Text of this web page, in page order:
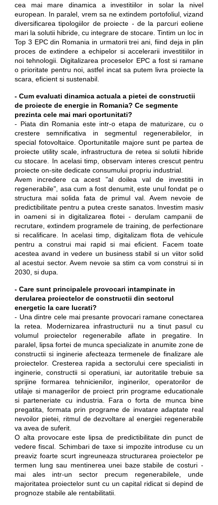
cea mai mare dinamica a investitiilor in solar la nivel
european. In paralel, vrem sa ne extindem portofoliul, vizand
diversificarea tipologiilor de proiecte - de la parcuri eoliene
mari la solutii hibride, cu integrare de stocare. Tintim un loc in
Top 3 EPC din Romania in urmatorii trei ani, fiind deja in plin
proces de extindere a echipelor si accelerarii investitiilor in
noi tehnologii. Digitalizarea proceselor EPC a fost si ramane
o prioritate pentru noi, astfel incat sa putem livra proiecte la
scara, eficient si sustenabil.
- Cum evaluati dinamica actuala a pietei de constructii
de proiecte de energie in Romania? Ce segmente
prezinta cele mai mari oportunitati?
- Piata din Romania este intr-o etapa de maturizare, cu o
crestere semnificativa in segmentul regenerabilelor, in
special fotovoltaice. Oportunitatile majore sunt pe partea de
proiecte utility scale, infrastructura de retea si solutii hibride
cu stocare. In acelasi timp, observam interes crescut pentru
proiecte on-site dedicate consumului propriu industrial.
Avem incredere ca acest "al doilea val de investitii in
regenerabile", asa cum a fost denumit, este unul fondat pe o
structura mai solida fata de primul val. Avem nevoie de
predictibilitate pentru a putea creste sanatos. Investim masiv
in oameni si in digitalizarea flotei - derulam campanii de
recrutare, extindem programele de training, de perfectionare
si recalificare. In acelasi timp, digitalizam flota de vehicule
pentru a construi mai rapid si mai eficient. Facem toate
acestea avand in vedere un business stabil si un viitor solid
al acestui sector. Avem nevoie sa stim ca vom construi si in
2030, si dupa.
- Care sunt principalele provocari intampinate in
derularea proiectelor de constructii din sectorul
energetic la care lucrati?
- Una dintre cele mai presante provocari ramane conectarea
la retea. Modernizarea infrastructurii nu a tinut pasul cu
volumul proiectelor regenerabile aflate in pregatire. In
paralel, lipsa fortei de munca specializate in anumite zone de
constructii si inginerie afecteaza termenele de finalizare ale
proiectelor. Cresterea rapida a sectorului cere specialisti in
inginerie, constructii si operatiuni, iar autoritatile trebuie sa
sprijine formarea tehnicienilor, inginerilor, operatorilor de
utilaje si managerilor de proiect prin programe educationale
si parteneriate cu industria. Fara o forta de munca bine
pregatita, formata prin programe de invatare adaptate real
nevoilor pietei, ritmul de dezvoltare al energiei regenerabile
va avea de suferit.
O alta provocare este lipsa de predictibilitate din punct de
vedere fiscal. Schimbari de taxe si impozite introduse cu un
preaviz foarte scurt ingreuneaza structurarea proiectelor pe
termen lung sau mentinerea unei baze stabile de costuri -
mai ales intr-un sector precum regenerabilele, unde
majoritatea proiectelor sunt cu un capital ridicat si depind de
prognoze stabile ale rentabilitatii.